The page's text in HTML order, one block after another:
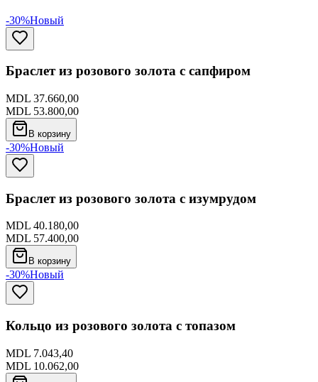
-30%Новый
Браслет из розового золота с сапфиром
MDL 37.660,00
MDL 53.800,00
В корзину
-30%Новый
Браслет из розового золота с изумрудом
MDL 40.180,00
MDL 57.400,00
В корзину
-30%Новый
Кольцо из розового золота с топазом
MDL 7.043,40
MDL 10.062,00